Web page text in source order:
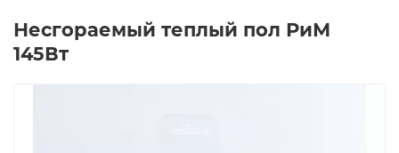
Несгораемый теплый пол РиМ
145Вт